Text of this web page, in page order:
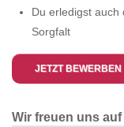
Du erledigst auch
Sorgfalt
JETZT
Wir freuen uns